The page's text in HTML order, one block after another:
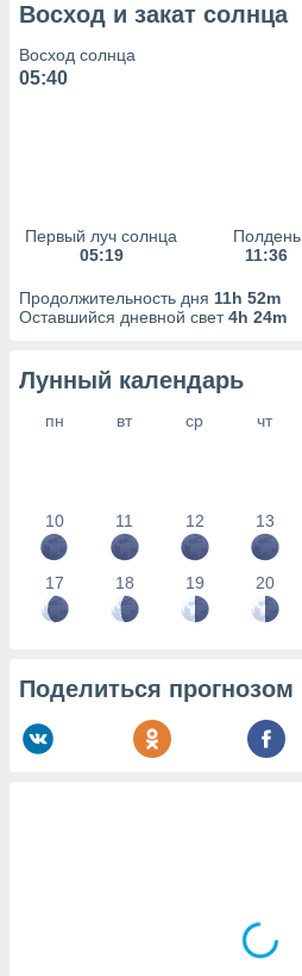
рекламы
сведения
Восход и закат солнца
Восход солнца
05:40
Первый луч солнца
05:19
Полдень
11:36
Продолжительность дня 11h 52m
Оставшийся дневной свет4h 24m
Лунный календарь
пн вт ср чт
10 11 12 13
17 18 19 20
Поделиться прогнозом